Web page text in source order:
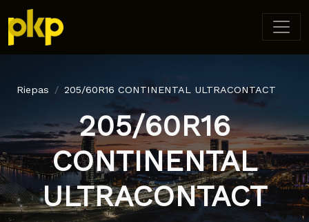
Riepas 205/60R16 CONTINENTAL ULTRACONTACT
205/60R16
CONTINENTAL
ULTRACONTACT